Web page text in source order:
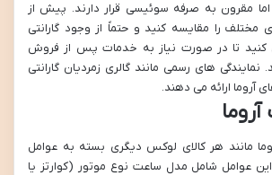
مقرون به صرفه سوئیسی قرار دارند. پیش از
را مقایسه کنید و حتماً از وجود گارانتی
کنید تا در صورت نیاز به خدمات پس از فروش
های رسمی مانند گالری زمردیان گارانتی
آروما ارائه می دهند.
مانند هر کالای لوکس دیگری بسته به عوامل
عوامل شامل مدل ساعت نوع موتور (کوارتز یا